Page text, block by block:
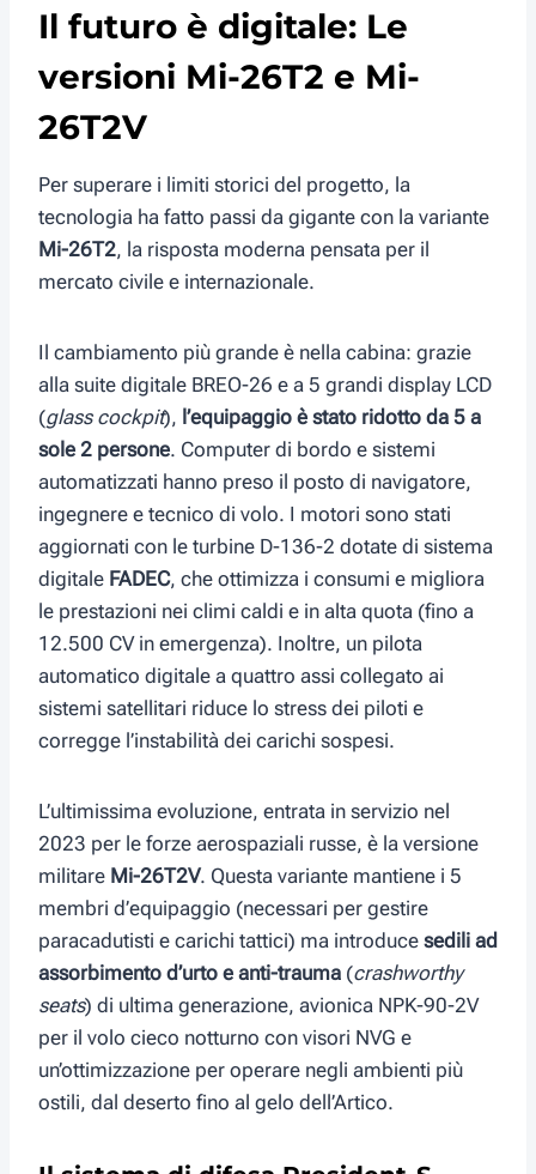
Il futuro è digitale: Le
versioni Mi-26T2 e Mi-
26T2V
Per superare i limiti storici del progetto, la
tecnologia ha fatto passi da gigante con la variante
Mi-26T2, la risposta moderna pensata per il
mercato civile e internazionale.
Il cambiamento più grande è nella cabina: grazie
alla suite digitale BREO-26 e a 5 grandi display LCD
(glass cockpit), l’equipaggio è stato ridotto da 5 a
sole 2 persone. Computer di bordo e sistemi
automatizzati hanno preso il posto di navigatore,
ingegnere e tecnico di volo. I motori sono stati
aggiornati con le turbine D-136-2 dotate di sistema
digitale FADEC, che ottimizza i consumi e migliora
le prestazioni nei climi caldi e in alta quota (fino a
12.500 CV in emergenza). Inoltre, un pilota
automatico digitale a quattro assi collegato ai
sistemi satellitari riduce lo stress dei piloti e
corregge l’instabilità dei carichi sospesi.
L’ultimissima evoluzione, entrata in servizio nel
2023 per le forze aerospaziali russe, è la versione
militare Mi-26T2V. Questa variante mantiene i 5
membri d’equipaggio (necessari per gestire
paracadutisti e carichi tattici) ma introduce sedili ad
assorbimento d’urto e anti-trauma (crashworthy
seats) di ultima generazione, avionica NPK-90-2V
per il volo cieco notturno con visori NVG e
un’ottimizzazione per operare negli ambienti più
ostili, dal deserto fino al gelo dell’Artico.